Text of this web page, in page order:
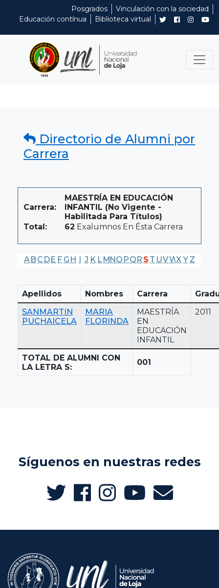
Posgrados
Vinculación con la sociedad
Educación contínua
Biblioteca virtual
Directorio de Alumni por
Carrera
Carrera:
MAESTRÍA EN EDUCACIÓN
INFANTIL (No Vigente -
Habilitada Para Títulos)
Total:
62 Exalumnos En Ésta Carrera
A BC DE F G H I J K LMNO PQR S T UVWX Y Z
Apellidos Nombres Carrera
SANMARTIN
PUCHAICELA
MARIA
FLORINDA
MAESTRÍA
EN
EDUCACIÓN
INFANTIL
2011
TOTAL DE ALUMNI CON
LA LETRA S:
001
Síguenos en nuestras redes